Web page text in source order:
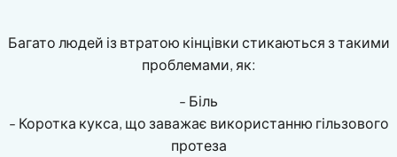
Багато людей із втратою кінцівки стикаються з такими
проблемами, як:
- Біль
- Коротка кукса, що заважає використанню гільзового
протеза